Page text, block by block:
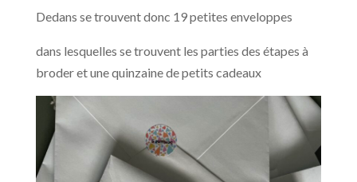
Dedans se trouvent donc 19 petites enveloppes
dans lesquelles se trouvent les parties des étapes à
broder et une quinzaine de petits cadeaux